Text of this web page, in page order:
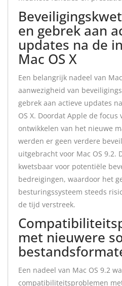
en gebrek aan
updates na de
Mac OS X
Een belangrijk nadeel van
aanwezigheid van
gebrek aan actieve updates
OS X. Doordat Apple de
ontwikkelen van het nieuwe
werden er geen verdere
uitgebracht voor Mac OS 9.2.
kwetsbaar voor potentiële
bedreigingen, waardoor het
besturingssysteem steeds
de tijd verstreek.
met nieuwere
Een nadeel van Mac OS 9.2
compatibiliteitsproblemen